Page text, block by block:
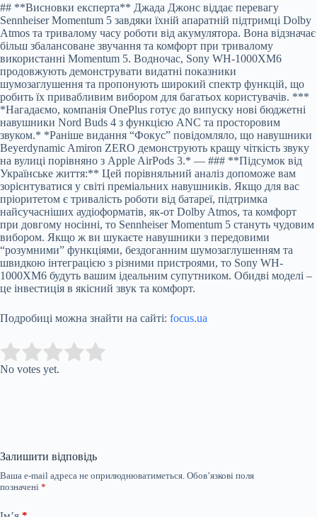
## **Висновки експерта** Джада Джонс віддає перевагу
Sennheiser Momentum 5 завдяки їхній апаратній підтримці Dolby
Atmos та тривалому часу роботи від акумулятора. Вона відзначає
більш збалансоване звучання та комфорт при тривалому
використанні Momentum 5. Водночас, Sony WH-1000XM6
продовжують демонструвати видатні показники
шумозаглушення та пропонують широкий спектр функцій, що
робить їх привабливим вибором для багатьох користувачів. ***
*Нагадаємо, компанія OnePlus готує до випуску нові бюджетні
навушники Nord Buds 4 з функцією ANC та просторовим
звуком.* *Раніше видання “Фокус” повідомляло, що навушники
Beyerdynamic Amiron ZERO демонструють кращу чіткість звуку
на вулиці порівняно з Apple AirPods 3.* — ### **Підсумок від
Українське життя:** Цей порівняльний аналіз допоможе вам
зорієнтуватися у світі преміальних навушників. Якщо для вас
пріоритетом є тривалість роботи від батареї, підтримка
найсучасніших аудіоформатів, як-от Dolby Atmos, та комфорт
при довгому носінні, то Sennheiser Momentum 5 стануть чудовим
вибором. Якщо ж ви шукаєте навушники з передовими
“розумними” функціями, бездоганним шумозаглушенням та
швидкою інтеграцією з різними пристроями, то Sony WH-
1000XM6 будуть вашим ідеальним супутником. Обидві моделі –
це інвестиція в якісний звук та комфорт.
Подробиці можна знайти на сайті: focus.ua
Rate this item:
No votes yet.
Залишити відповідь
Ваша e-mail адреса не оприлюднюватиметься. Обов’язкові поля
позначені *